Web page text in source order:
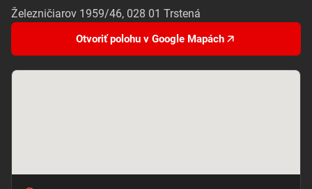
Železničiarov 1959/46, 028 01 Trstená
Otvoriť polohu v Google Mapách